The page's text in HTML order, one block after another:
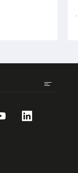
YouTubeLinkedIn